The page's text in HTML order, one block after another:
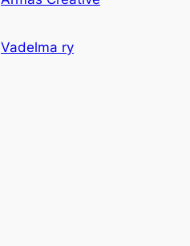
Vadelma ry